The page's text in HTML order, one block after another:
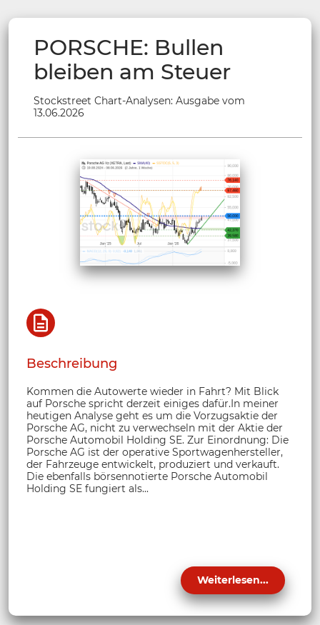
PORSCHE: Bullen
bleiben am Steuer
Stockstreet Chart-Analysen: Ausgabe vom
13.06.2026
Beschreibung
Kommen die Autowerte wieder in Fahrt? Mit Blick
auf Porsche spricht derzeit einiges dafür.In meiner
heutigen Analyse geht es um die Vorzugsaktie der
Porsche AG, nicht zu verwechseln mit der Aktie der
Porsche Automobil Holding SE. Zur Einordnung: Die
Porsche AG ist der operative Sportwagenhersteller,
der Fahrzeuge entwickelt, produziert und verkauft.
Die ebenfalls börsennotierte Porsche Automobil
Holding SE fungiert als...
Weiterlesen...